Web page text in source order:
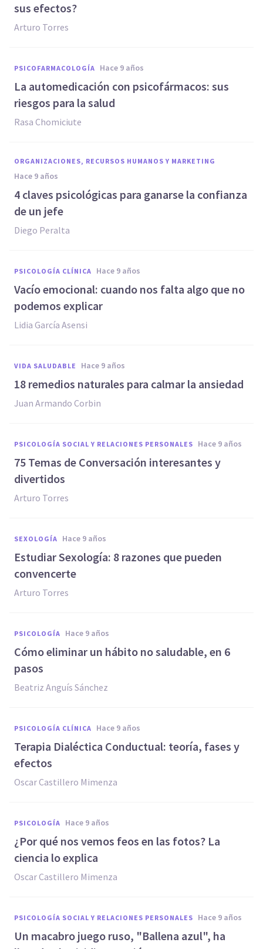
sus efectos?
Arturo Torres
PSICOFARMACOLOGÍA hace 9 años
La automedicación con psicofármacos: sus
riesgos para la salud
Rasa Chomiciute
ORGANIZACIONES, RECURSOS HUMANOS Y MARKETING
hace 9 años
4 claves psicológicas para ganarse la confianza
de un jefe
Diego Peralta
PSICOLOGÍA CLÍNICA hace 9 años
Vacío emocional: cuando nos falta algo que no
podemos explicar
Lidia García Asensi
VIDA SALUDABLE hace 9 años
​18 remedios naturales para calmar la ansiedad
Juan Armando Corbin
PSICOLOGÍA SOCIAL Y RELACIONES PERSONALES hace 9 años
75 Temas de Conversación interesantes y
divertidos
Arturo Torres
SEXOLOGÍA hace 9 años
​Estudiar Sexología: 8 razones que pueden
convencerte
Arturo Torres
PSICOLOGÍA hace 9 años
​Cómo eliminar un hábito no saludable, en 6
pasos
Beatriz Anguís Sánchez
PSICOLOGÍA CLÍNICA hace 9 años
​Terapia Dialéctica Conductual: teoría, fases y
efectos
Oscar Castillero Mimenza
PSICOLOGÍA hace 9 años
​¿Por qué nos vemos feos en las fotos? La
ciencia lo explica
Oscar Castillero Mimenza
PSICOLOGÍA SOCIAL Y RELACIONES PERSONALES hace 9 años
Un macabro juego ruso, "Ballena azul", ha